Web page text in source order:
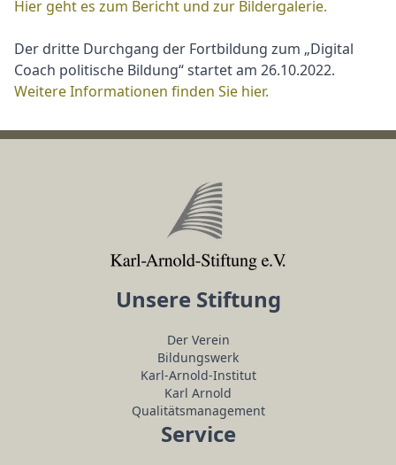
Hier geht es zum Bericht und zur Bildergalerie.
Der dritte Durchgang der Fortbildung zum „Digital
Coach politische Bildung“ startet am 26.10.2022.
Weitere Informationen finden Sie hier.
Unsere Stiftung
Der Verein
Bildungswerk
Karl-Arnold-Institut
Karl Arnold
Qualitätsmanagement
Service